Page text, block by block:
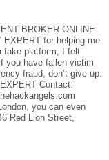
BROKER ONLINE
EXPERT for helping me
fake platform, I felt
you have fallen victim
fraud, don’t give up.
Contact:
you can even
Red Lion Street,